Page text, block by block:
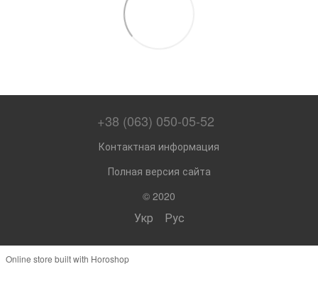
+38 (063) 050-05-52
Контактная информация
Полная версия сайта
© 2020
Укр Рус
Online store built with Horoshop